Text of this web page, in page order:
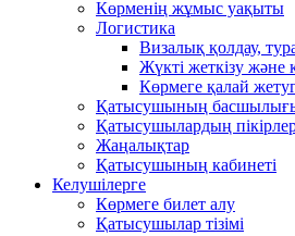
Көрменің жұмыс уақыты
Логистика
Визалық қолдау,
Жүкті жеткізу және
Көрмеге қалай
Қатысушының
Қатысушылардың
Жаңалықтар
Қатысушының кабинеті
Келушілерге
Көрмеге билет алу
Қатысушылар тізімі